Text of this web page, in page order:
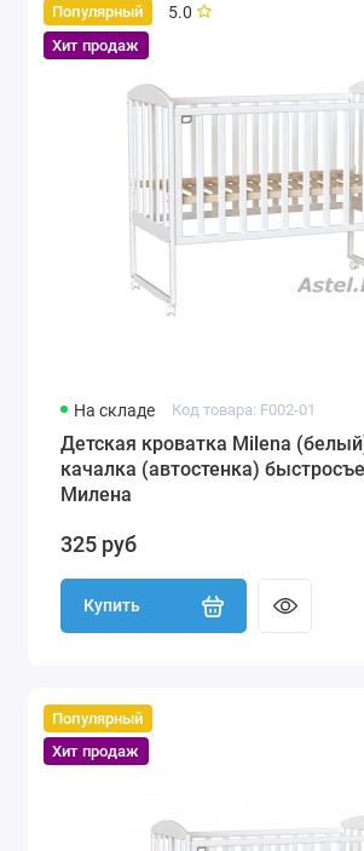
Популярный
Хит продаж
5.0
На складе Код товара: F002-01
Детская кроватка Milena
качалка (автостенка)
Милена
325 руб
Купить
Популярный
Хит продаж